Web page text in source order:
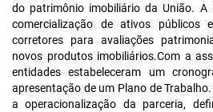
do patrimônio imobiliário da União. A
comercialização de ativos públicos
corretores para avaliações
novos produtos imobiliários.Com a
entidades estabeleceram um
apresentação de um Plano de
a operacionalização da parceria,